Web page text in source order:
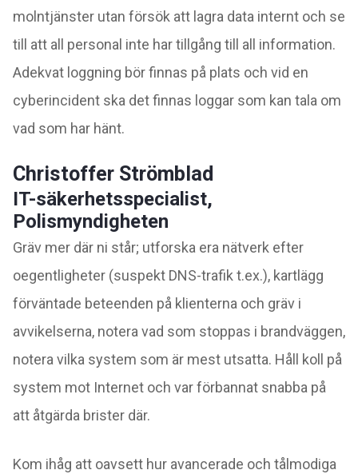
molntjänster utan försök att lagra data internt och se
till att all personal inte har tillgång till all information.
Adekvat loggning bör finnas på plats och vid en
cyberincident ska det finnas loggar som kan tala om
vad som har hänt.
Christoffer Strömblad
IT-säkerhetsspecialist,
Polismyndigheten
Gräv mer där ni står; utforska era nätverk efter
oegentligheter (suspekt DNS-trafik t.ex.), kartlägg
förväntade beteenden på klienterna och gräv i
avvikelserna, notera vad som stoppas i brandväggen,
notera vilka system som är mest utsatta. Håll koll på
system mot Internet och var förbannat snabba på
att åtgärda brister där.
Kom ihåg att oavsett hur avancerade och tålmodiga